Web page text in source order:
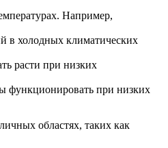
Например,
в холодных климатических
расти при низких
функционировать при низких
областях, таких как